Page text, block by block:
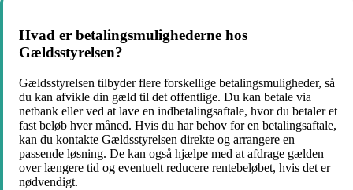
Hvad er betalingsmulighederne hos
Gældsstyrelsen?
Gældsstyrelsen tilbyder flere forskellige betalingsmuligheder, så
du kan afvikle din gæld til det offentlige. Du kan betale via
netbank eller ved at lave en indbetalingsaftale, hvor du betaler et
fast beløb hver måned. Hvis du har behov for en betalingsaftale,
kan du kontakte Gældsstyrelsen direkte og arrangere en
passende løsning. De kan også hjælpe med at afdrage gælden
over længere tid og eventuelt reducere rentebeløbet, hvis det er
nødvendigt.